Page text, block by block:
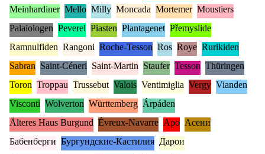
Meinhardiner Mello Milly Moncada Mortemer Moustiers
Palaiologen Peverel Piasten Plantagenet Přemyslide
Ramnulfiden Rangoni Roche-Tesson Ros Roye Rurikiden
Sabran Saint-Céneri Saint-Martin Staufer Tesson Thüringen
Toron Troppau Trussebut Valois Ventimiglia Vergy Vianden
Visconti Wolverton Württemberg Árpáden
Älteres Haus Burgund Évreux-Navarre Аро Асени
Бабенберги Бургундские-Кастилия Дарои